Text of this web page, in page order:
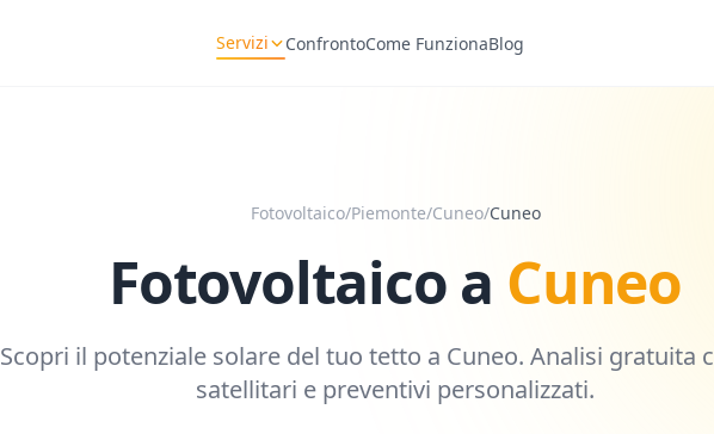
Servizi ConfrontoCome FunzionaBlog
Fotovoltaico/Piemonte/Cuneo/Cuneo
Fotovoltaico a Cuneo
Scopri il potenziale solare del tuo tetto a Cuneo. Analisi gratuita
satellitari e preventivi personalizzati.